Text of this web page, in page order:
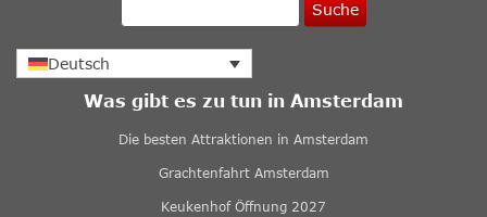
Suche
Deutsch
Was gibt es zu tun in Amsterdam
Die besten Attraktionen in Amsterdam
Grachtenfahrt Amsterdam
Keukenhof Öffnung 2027